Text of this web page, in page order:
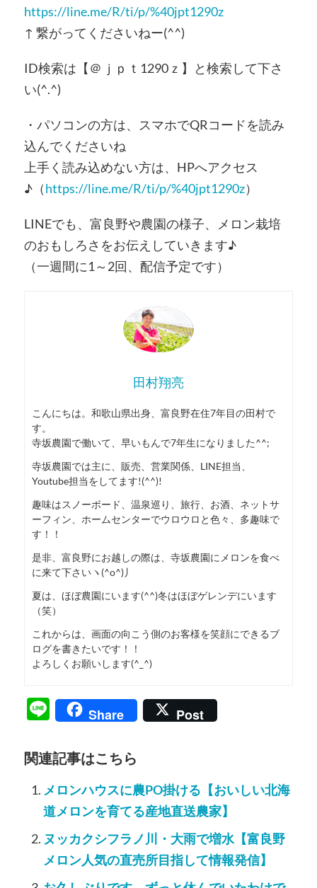
https://line.me/R/ti/p/%40jpt1290z
↑ 繋がってくださいねー(^^)
ID検索は【＠ｊｐｔ1290ｚ】と検索して下さ
い(^.^)
・パソコンの方は、スマホでQRコードを読み
込んでくださいね
上手く読み込めない方は、HPへアクセス
♪（https://line.me/R/ti/p/%40jpt1290z）
LINEでも、富良野や農園の様子、メロン栽培
のおもしろさをお伝えしていきます♪
（一週間に1～2回、配信予定です）
田村翔亮
こんにちは。和歌山県出身、富良野在住7年目の田村で
す。
寺坂農園で働いて、早いもんで7年生になりました^^;
寺坂農園では主に、販売、営業関係、LINE担当、
Youtube担当をしてます!(^^)!
趣味はスノーボード、温泉巡り、旅行、お酒、ネットサ
ーフィン、ホームセンターでウロウロと色々、多趣味で
す！！
是非、富良野にお越しの際は、寺坂農園にメロンを食べ
に来て下さいヽ(^o^)丿
夏は、ほぼ農園にいます(^^)冬はほぼゲレンデにいます
（笑）
これからは、画面の向こう側のお客様を笑顔にできるブ
ログを書きたいです！！
よろしくお願いします(^_^)
LineShare Post
関連記事はこちら
メロンハウスに農PO掛ける【おいしい北海
道メロンを育てる産地直送農家】
ヌッカクシフラノ川・大雨で増水【富良野
メロン人気の直売所目指して情報発信】